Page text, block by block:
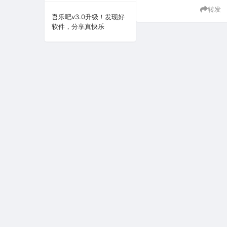
系统下载
吾乐吧v3.0升级！发现好
软件，分享真快乐
转发